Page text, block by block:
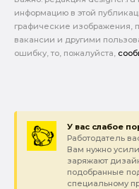
информацию в этой
графические изображения,
вакансии и другими
ошибку, то, пожалуйста,
У вас слабое
Работодатель
Вам нужно
заряжают
подобранные
специальному